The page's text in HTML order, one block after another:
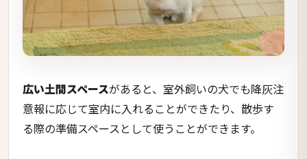
広い土間スペースがあると、室外飼いの犬でも降灰注
意報に応じて室内に入れることができたり、散歩す
る際の準備スペースとして使うことができます。